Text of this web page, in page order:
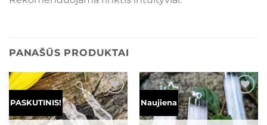
PANAŠŪS PRODUKTAI
PASKUTINIS! Mėgstamiausias Naujiena Mėgstamiausias